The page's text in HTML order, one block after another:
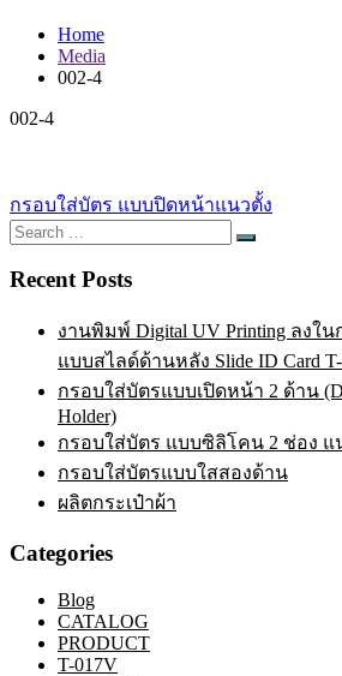
Home
Media
002-4
002-4
Post
navigation
กรอบใส่บัตร แบบปิดหน้าแนวตั้ง
Search
for:
Search
Recent Posts
งานพิมพ์ Digital UV Printing ลงใ
แบบสไลด์ด้านหลัง Slide ID Card
กรอบใส่บัตรแบบเปิดหน้า 2 ด้าน
Holder)
กรอบใส่บัตร แบบซิลิโคน 2 ช่อง แ
กรอบใส่บัตรแบบใสสองด้าน
ผลิตกระเป๋าผ้า
Categories
Blog
CATALOG
PRODUCT
T-017V